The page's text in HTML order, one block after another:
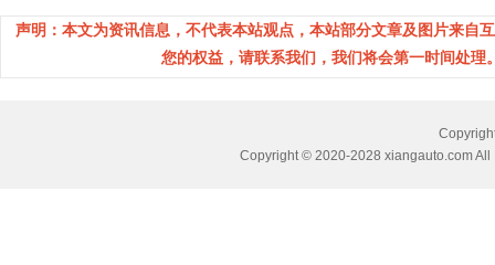
声明：本文为资讯信息，不代表本站观点，本站部分文章及图片来自
您的权益，请联系我们，我们将会第一时间处
Copyright © 2020-2028 xiangauto.com